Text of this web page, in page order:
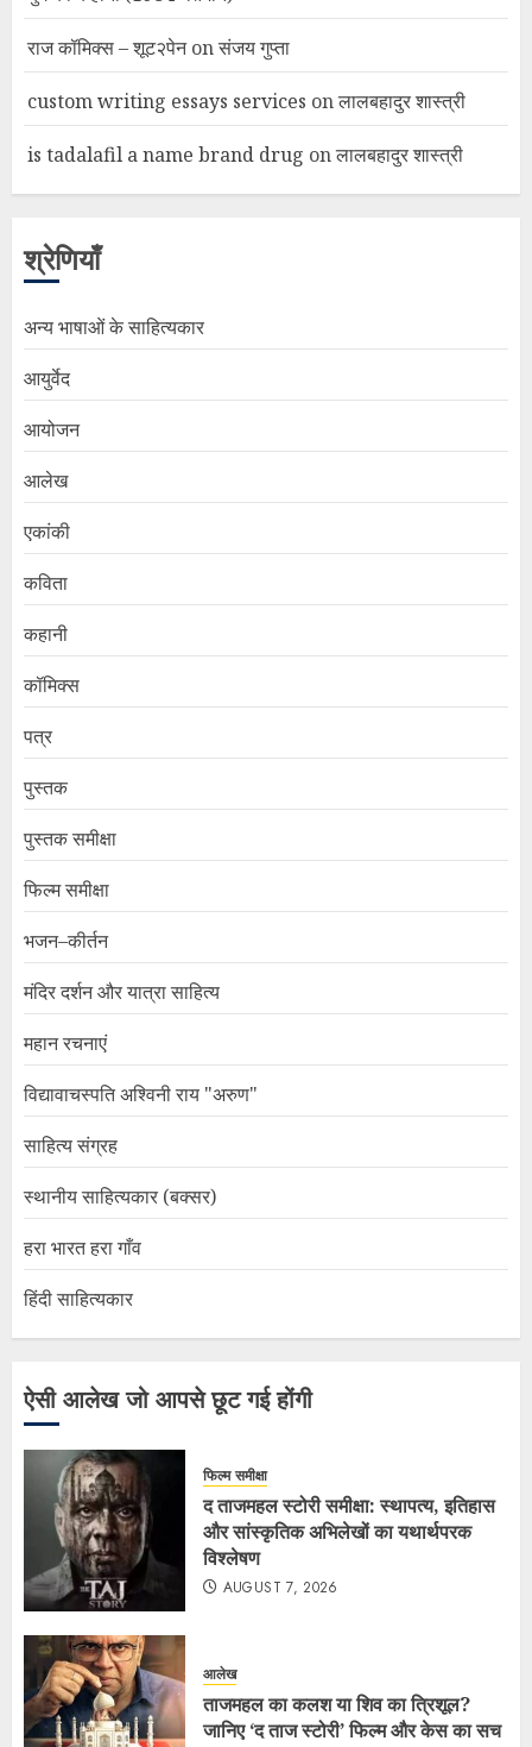
राज कॉमिक्स – शूट२पेनonसंजय गुप्ता
custom writing essays services onलालबहादुर शास्त्री
is tadalafil a name brand drug onलालबहादुर शास्त्री
श्रेणियाँ
अन्य भाषाओं के साहित्यकार
आयुर्वेद
आयोजन
आलेख
एकांकी
कविता
कहानी
कॉमिक्स
पत्र
पुस्तक
पुस्तक समीक्षा
फिल्म समीक्षा
भजन–कीर्तन
मंदिर दर्शन और यात्रा साहित्य
महान रचनाएं
विद्यावाचस्पति अश्विनी राय "अरुण"
साहित्य संग्रह
स्थानीय साहित्यकार (बक्सर)
हरा भारत हरा गाँव
हिंदी साहित्यकार
ऐसी आलेख जो आपसे छूट गई होंगी
फिल्म समीक्षा
द ताजमहल स्टोरी समीक्षा: स्थापत्य, इतिहास
और सांस्कृतिक अभिलेखों का यथार्थपरक
विश्लेषण
AUGUST 7, 2026
आलेख
ताजमहल का कलश या शिव का त्रिशूल?
जानिए ‘द ताज स्टोरी’ फिल्म और केस का सच